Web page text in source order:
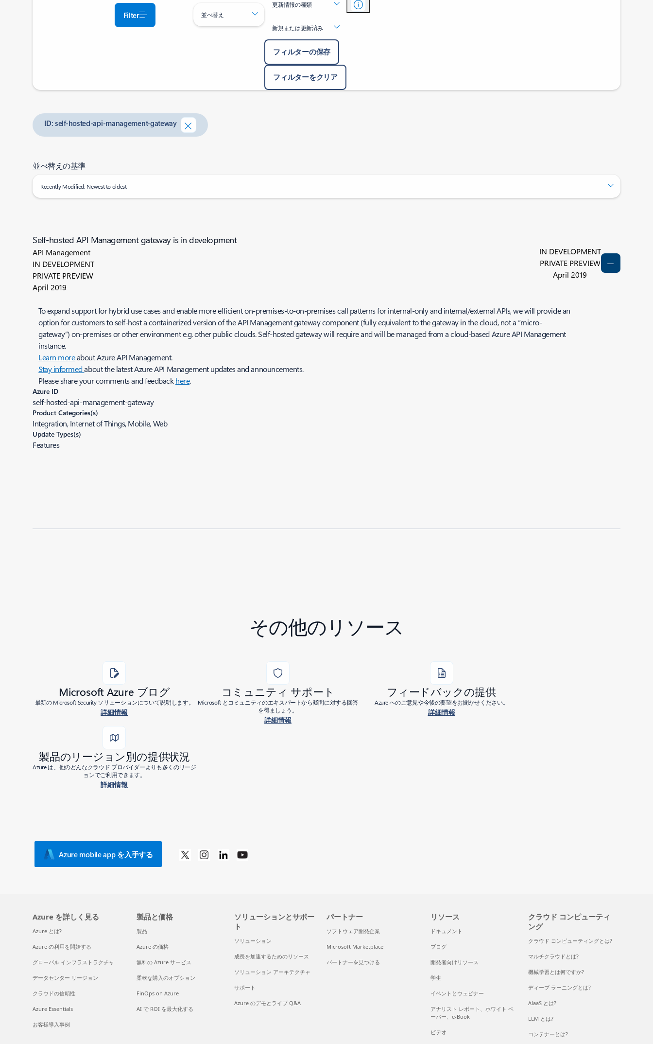
Filter 並べ替え
更新情報の種類
新規または更新済み
フィルターの保存
フィルターをクリア
ID: self-hosted-api-management-gateway
並べ替えの基準
Recently Modified: Newest to oldest
Self-hosted API Management gateway is in development
API Management
IN DEVELOPMENT
PRIVATE PREVIEW
April 2019
IN DEVELOPMENT
PRIVATE PREVIEW
April 2019
To expand support for hybrid use cases and enable more efficient on-premises-to-on-premises call patterns for internal-only and internal/external APIs, we will provide an
option for customers to self-host a containerized version of the API Management gateway component (fully equivalent to the gateway in the cloud, not a “micro-
gateway”) on-premises or other environment e.g. other public clouds. Self-hosted gateway will require and will be managed from a cloud-based Azure API Management
instance.
Learn moreabout Azure API Management.
Stay informedabout the latest Azure API Management updates and announcements.
Please share your comments and feedbackhere.
Azure ID
self-hosted-api-management-gateway
Product Categories(s)
Integration, Internet of Things, Mobile, Web
Update Types(s)
Features
その他のリソース
Microsoft Azure ブログ
最新の Microsoft Security ソリューションについて説明します。
詳細情報
コミュニティ サポート
Microsoft とコミュニティのエキスパートから疑問に対する回答
を得ましょう。
詳細情報
フィードバックの提供
Azure へのご意見や今後の要望をお聞かせください。
詳細情報
製品のリージョン別の提供状況
Azure は、他のどんなクラウド プロバイダーよりも多くのリージ
ョンでご利用できます。
詳細情報
Azure mobile app を入手する
Azure を詳しく見る
Azure とは?
Azure の利用を開始する
グローバル インフラストラクチャ
データセンター リージョン
クラウドの信頼性
Azure Essentials
お客様導入事例
製品と価格
製品
Azure の価格
無料の Azure サービス
柔軟な購入のオプション
FinOps on Azure
AI で ROI を最大化する
ソリューションとサポー
ト
ソリューション
成長を加速するためのリソース
ソリューション アーキテクチャ
サポート
Azure のデモとライブ Q&A
パートナー
ソフトウェア開発企業
Microsoft Marketplace
パートナーを見つける
リソース
ドキュメント
ブログ
開発者向けリソース
学生
イベントとウェビナー
アナリスト レポート、ホワイト ペ
ーパー、e-Book
ビデオ
クラウド コンピューティ
ング
クラウド コンピューティングとは?
マルチクラウドとは?
機械学習とは何ですか?
ディープ ラーニングとは?
AlaaS とは?
LLM とは?
コンテナーとは?